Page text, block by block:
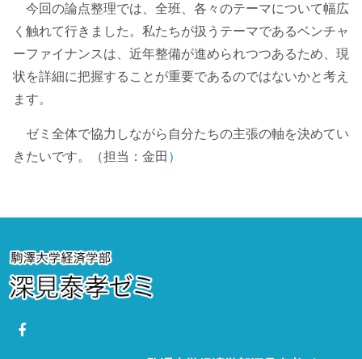
今回の論点整理では、全班、各々のテーマについて幅広
く触れて行きました。私たちが扱うテーマであるベンチャ
ーファイナンスは、近年整備が進められつつあるため、現
状を詳細に把握することが重要であるのではないかと考え
ます。
ゼミ全体で協力しながら自分たちの主張の軸を決めてい
きたいです。（担当：金田 ）